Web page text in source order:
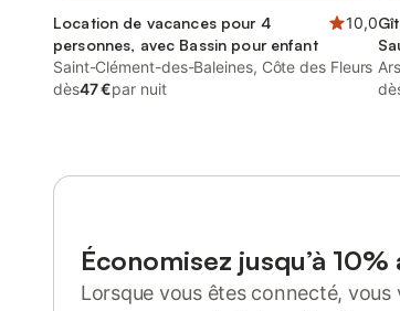
Location de vacances pour 4
personnes, avec Bassin pour enfant
10,0
Saint-Clément-des-Baleines, Côte des Fleurs
dès47 €par nuit
Économisez jusqu’à
Lorsque vous êtes connecté,